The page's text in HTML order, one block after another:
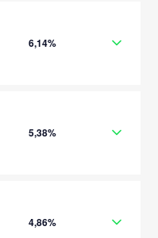
6,14%
5,38%
4,86%